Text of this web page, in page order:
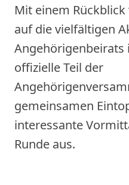
Mit einem
auf die vielfältigen
Angehörigenbeirats
offizielle Teil der
gemeinsamen
interessante
Runde aus.